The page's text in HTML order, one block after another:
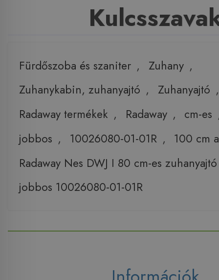
Fürdőszoba és szaniter , Zuhany ,
Zuhanykabin, zuhanyajtó , Zuhanyajtó ,
Radaway termékek , Radaway , cm-es
jobbos , 10026080-01-01R , 100 cm
Radaway Nes DWJ I 80 cm-es zuhanyajtó
jobbos 10026080-01-01R